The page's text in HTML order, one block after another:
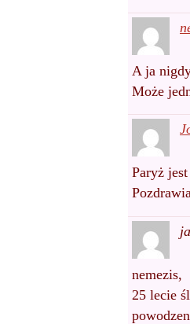
A ja
Może
Paryż
nemezis,
25 lecie